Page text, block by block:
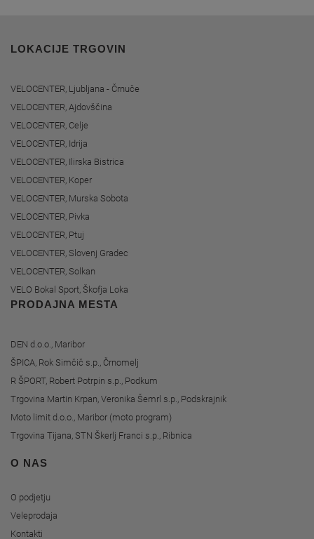
LOKACIJE TRGOVIN
VELOCENTER, Ljubljana - Črnuče
VELOCENTER, Ajdovščina
VELOCENTER, Celje
VELOCENTER, Idrija
VELOCENTER, Ilirska Bistrica
VELOCENTER, Koper
VELOCENTER, Murska Sobota
VELOCENTER, Pivka
VELOCENTER, Ptuj
VELOCENTER, Slovenj Gradec
VELOCENTER, Solkan
VELO Bokal Sport, Škofja Loka
PRODAJNA MESTA
DEN d.o.o., Maribor
ŠPICA, Rok Simčič s.p., Črnomelj
R ŠPORT, Robert Potrpin s.p., Podkum
Trgovina Martin Krpan, Veronika Šemrl s.p., Podskrajnik
Moto limit d.o.o., Maribor (moto program)
Trgovina Tijana, STN Škerlj Franci s.p., Ribnica
O NAS
O podjetju
Veleprodaja
Kontakti